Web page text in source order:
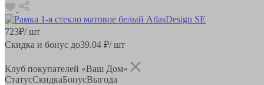
723₽/ шт
Скидка и бонус до39.04 ₽/ шт
Клуб покупателей «Ваш Дом»
СтатусСкидкаБонусВыгода